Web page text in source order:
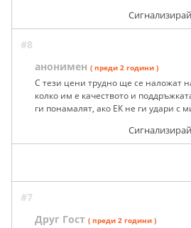
#8
анонимен ( преди 2 години )
С тези цени трудно ще се наложат
колко им е качеството и
ги понамалят, ако ЕК не ги удари с
#7
Друг Гост ( преди 2 години )